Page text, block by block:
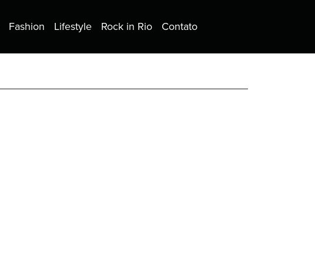
Fashion Lifestyle Rock in Rio Contato